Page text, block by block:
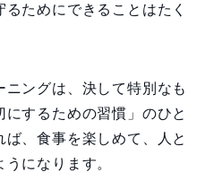
ためにできることはたく
ングは、決して特別なも
するための習慣」のひと
、食事を楽しめて、人と
になります。